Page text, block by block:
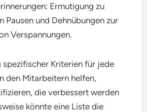
Ermutigung zu
Pausen und Dehnübungen zur
Verspannungen.
spezifischer Kriterien für jede
den Mitarbeitern helfen,
die verbessert werden
könnte eine Liste die